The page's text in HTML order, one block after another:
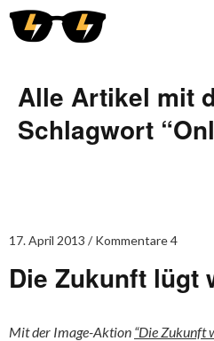
Alle Artikel mit
Schlagwort “
17. April 2013 Kommentare 4
Die Zukunft lügt
Mit der Image-Aktion “Die Zukunft